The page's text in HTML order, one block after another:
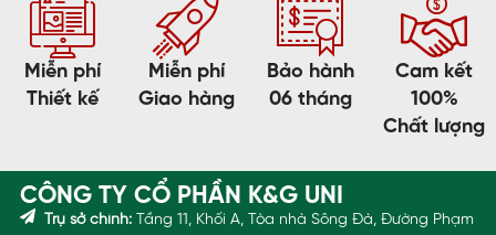
Miễn phí
Thiết kế
Miễn phí
Giao hàng
Bảo hành
06 tháng
Cam kết
100%
Chất lượng
CÔNG TY CỔ PHẦN K&G UNI
Trụ sở chính: Tầng 11, Khối A, Tòa nhà Sông Đà, Đường Phạm